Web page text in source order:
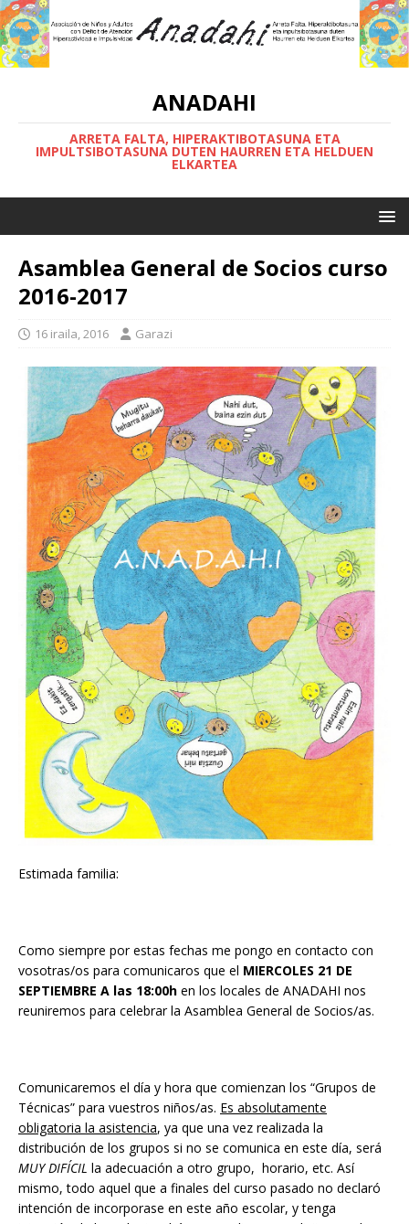
ANADAHI
ARRETA FALTA, HIPERAKTIBOTASUNA ETA
IMPULTSIBOTASUNA DUTEN HAURREN ETA HELDUEN
ELKARTEA
Asamblea General de Socios curso
2016-2017
16 iraila, 2016 Garazi
Estimada familia:
Como siempre por estas fechas me pongo en contacto con
vosotras/os para comunicaros que el MIERCOLES 21 DE
SEPTIEMBRE A las 18:00h en los locales de ANADAHI nos
reuniremos para celebrar la Asamblea General de Socios/as.
Comunicaremos el día y hora que comienzan los “Grupos de
Técnicas” para vuestros niños/as. Es absolutamente
obligatoria la asistencia, ya que una vez realizada la
distribución de los grupos si no se comunica en este día, será
MUY DIFÍCIL la adecuación a otro grupo, horario, etc. Así
mismo, todo aquel que a finales del curso pasado no declaró
intención de incorporase en este año escolar, y tenga